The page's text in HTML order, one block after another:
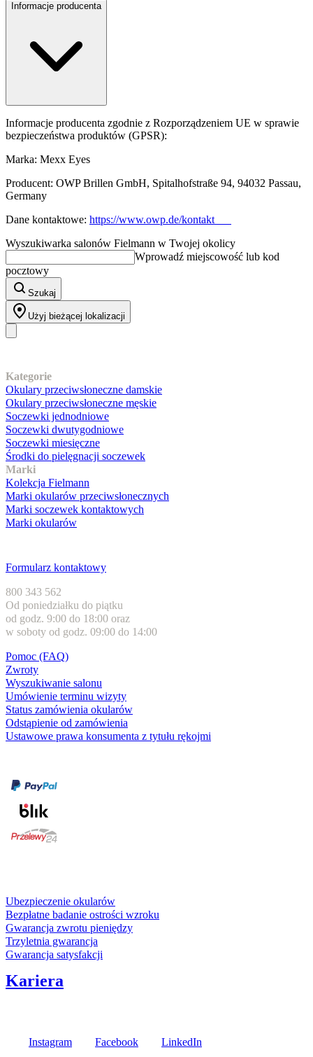
Informacje producenta
Informacje producenta zgodnie z Rozporządzeniem UE w sprawie
bezpieczeństwa produktów (GPSR):
Marka: Mexx Eyes
Producent: OWP Brillen GmbH, Spitalhofstraße 94, 94032 Passau,
Germany
Dane kontaktowe: https://www.owp.de/kontakt
Wyszukiwarka salonów Fielmann w Twojej okolicy
Wprowadź miejscowość lub kod
pocztowy
Szukaj
Użyj bieżącej lokalizacji
Kategorie
Okulary przeciwsłoneczne damskie
Okulary przeciwsłoneczne męskie
Soczewki jednodniowe
Soczewki dwutygodniowe
Soczewki miesięczne
Środki do pielęgnacji soczewek
Marki
Kolekcja Fielmann
Marki okularów przeciwsłonecznych
Marki soczewek kontaktowych
Marki okularów
Formularz kontaktowy
800 343 562
Od poniedziałku do piątku
od godz. 9:00 do 18:00 oraz
w soboty od godz. 09:00 do 14:00
Pomoc (FAQ)
Zwroty
Wyszukiwanie salonu
Umówienie terminu wizyty
Status zamówienia okularów
Odstąpienie od zamówienia
Ustawowe prawa konsumenta z tytułu rękojmi
Ubezpieczenie okularów
Bezpłatne badanie ostrości wzroku
Gwarancja zwrotu pieniędzy
Trzyletnia gwarancja
Gwarancja satysfakcji
Kariera
Instagram Facebook LinkedIn